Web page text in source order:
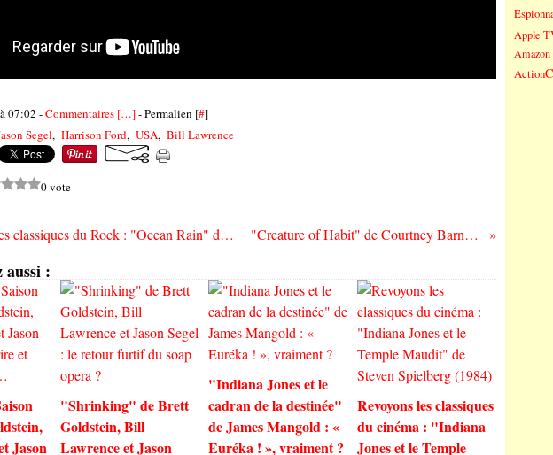
07:02 -Commentaires […]- Permalien [#]
Segel, Harrison Ford, USA, Bill Lawrence
0 vote
Réécoutons les classiques du Rock : "Ocean Rain" de Echo and The Bunnymen (1984) "Creature of Habit" de Courtney Barnett : le vertige des habitudes
aussi :
Jason
"Shrinking" de Brett
Goldstein, Bill
Lawrence et Jason
"Indiana Jones et le
cadran de la destinée"
de James Mangold : «
Euréka ! », vraiment ?
Revoyons les classiques
du cinéma : "Indiana
Jones et le Temple
Apple
Action